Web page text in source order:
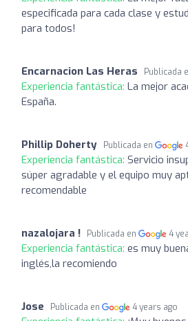
especificada para cada clase y
para todos!
Encarnacion Las Heras Publicada
Experiencia fantástica: La mejor
España.
Phillip Doherty Publicada en
Experiencia fantástica: Servicio
súper agradable y el equipo muy
recomendable
nazalojara ! Publicada en 4
Experiencia fantástica: es muy
inglés,la recomiendo
Jose Publicada en 4 years ago